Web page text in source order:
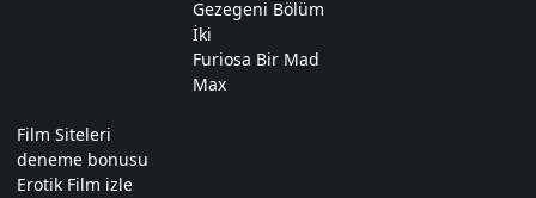
Gezegeni Bölüm
İki
Furiosa Bir Mad
Max
Film Siteleri
deneme bonusu
Erotik Film izle